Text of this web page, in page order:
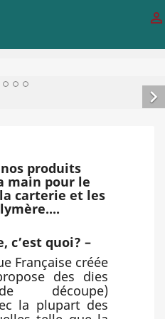


produits
main pour le
carterie et les
c’est quoi? –
Française créée
des dies
découpe)
la plupart des